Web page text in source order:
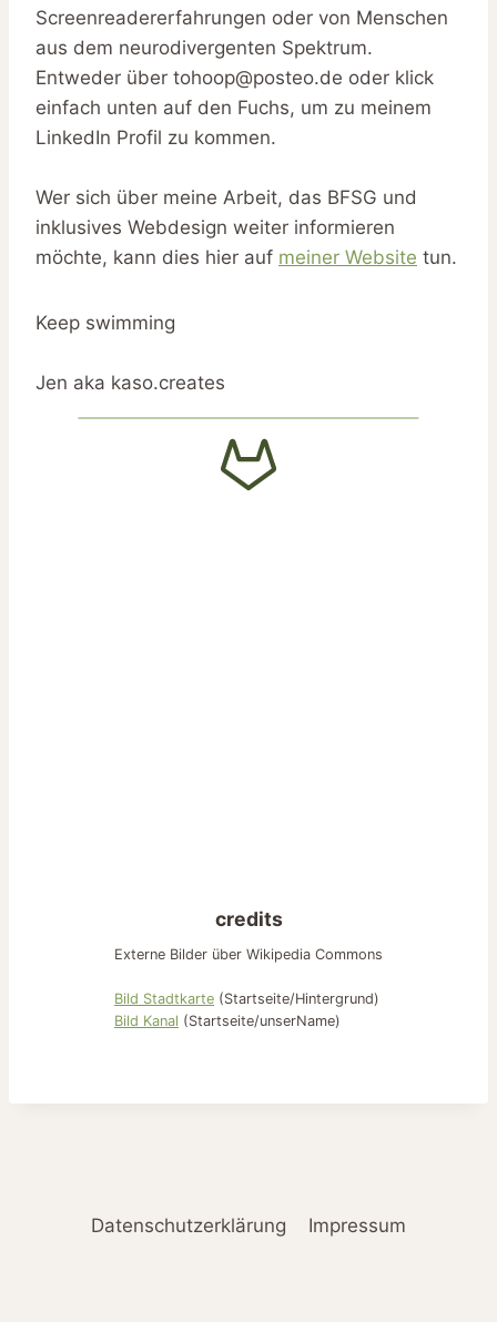
Screenreadererfahrungen oder von Menschen
aus dem neurodivergenten Spektrum.
Entweder über tohoop@posteo.de oder klick
einfach unten auf den Fuchs, um zu meinem
LinkedIn Profil zu kommen.
Wer sich über meine Arbeit, das BFSG und
inklusives Webdesign weiter informieren
möchte, kann dies hier auf meiner Website tun.
Keep swimming
Jen aka kaso.creates
credits
Externe Bilder über Wikipedia Commons
Bild Stadtkarte (Startseite/Hintergrund)
Bild Kanal (Startseite/unserName)
Datenschutzerklärung Impressum